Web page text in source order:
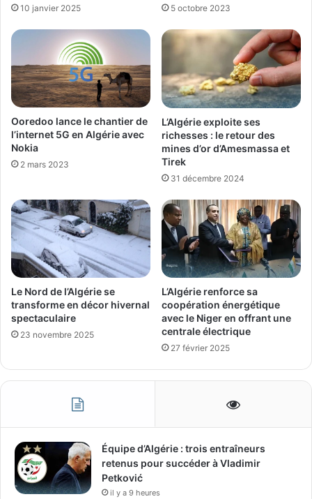
10 janvier 2025 5 octobre 2023
Ooredoo lance le chantier de
l’internet 5G en Algérie avec
Nokia
2 mars 2023
L’Algérie exploite ses
richesses : le retour des
mines d’or d’Amesmassa et
Tirek
31 décembre 2024
Le Nord de l’Algérie se
transforme en décor hivernal
spectaculaire
23 novembre 2025
L’Algérie renforce sa
coopération énergétique
avec le Niger en offrant une
centrale électrique
27 février 2025
Équipe d’Algérie : trois entraîneurs
retenus pour succéder à Vladimir
Petković
il y a 9 heures